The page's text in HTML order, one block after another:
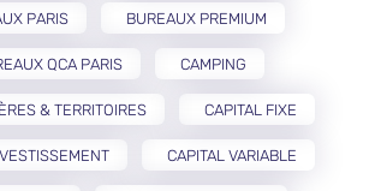
PARIS BUREAUX PREMIUM
QCA PARIS CAMPING
& TERRITOIRES CAPITAL FIXE
CAPITAL VARIABLE